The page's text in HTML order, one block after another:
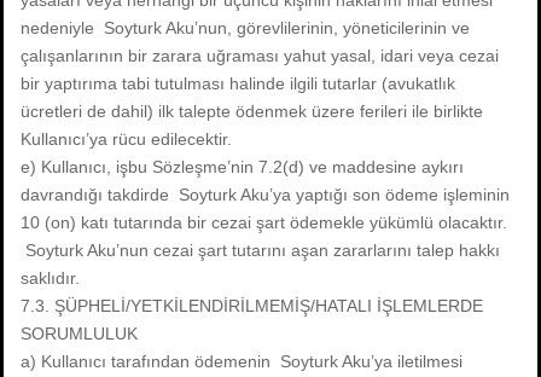
nedeniyle Soyturk Aku’nun, görevlilerinin, yöneticilerinin ve
çalışanlarının bir zarara uğraması yahut yasal, idari veya cezai
bir yaptırıma tabi tutulması halinde ilgili tutarlar (avukatlık
ücretleri de dahil) ilk talepte ödenmek üzere ferileri ile birlikte
Kullanıcı’ya rücu edilecektir.
e) Kullanıcı, işbu Sözleşme’nin 7.2(d) ve maddesine aykırı
davrandığı takdirde Soyturk Aku’ya yaptığı son ödeme işleminin
10 (on) katı tutarında bir cezai şart ödemekle yükümlü olacaktır.
Soyturk Aku’nun cezai şart tutarını aşan zararlarını talep hakkı
saklıdır.
7.3. ŞÜPHELİ/YETKİLENDİRİLMEMİŞ/HATALI İŞLEMLERDE
SORUMLULUK
a) Kullanıcı tarafından ödemenin Soyturk Aku’ya iletilmesi